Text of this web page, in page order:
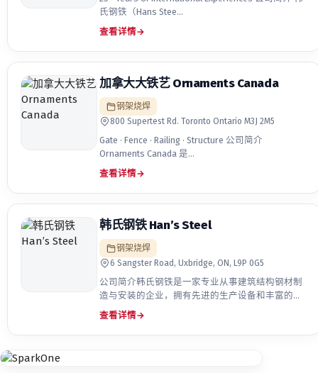
氏钢铁（Hans Stee…
查看详情→
加拿大大铁艺 Ornaments Canada
钢架烧焊
800 Supertest Rd. Toronto Ontario M3J 2M5
Gate · Fence · Railing · Structure 公司简介
Ornaments Canada 是…
查看详情→
韩氏钢铁 Han’s Steel
钢架烧焊
6 Sangster Road, Uxbridge, ON, L9P 0G5
公司简介韩氏钢铁是一家专业从事建筑结构钢材制
造与安装的企业，拥有先进的生产设备和丰富的工
程经验。公司业务涵盖建筑钢结…
查看详情→